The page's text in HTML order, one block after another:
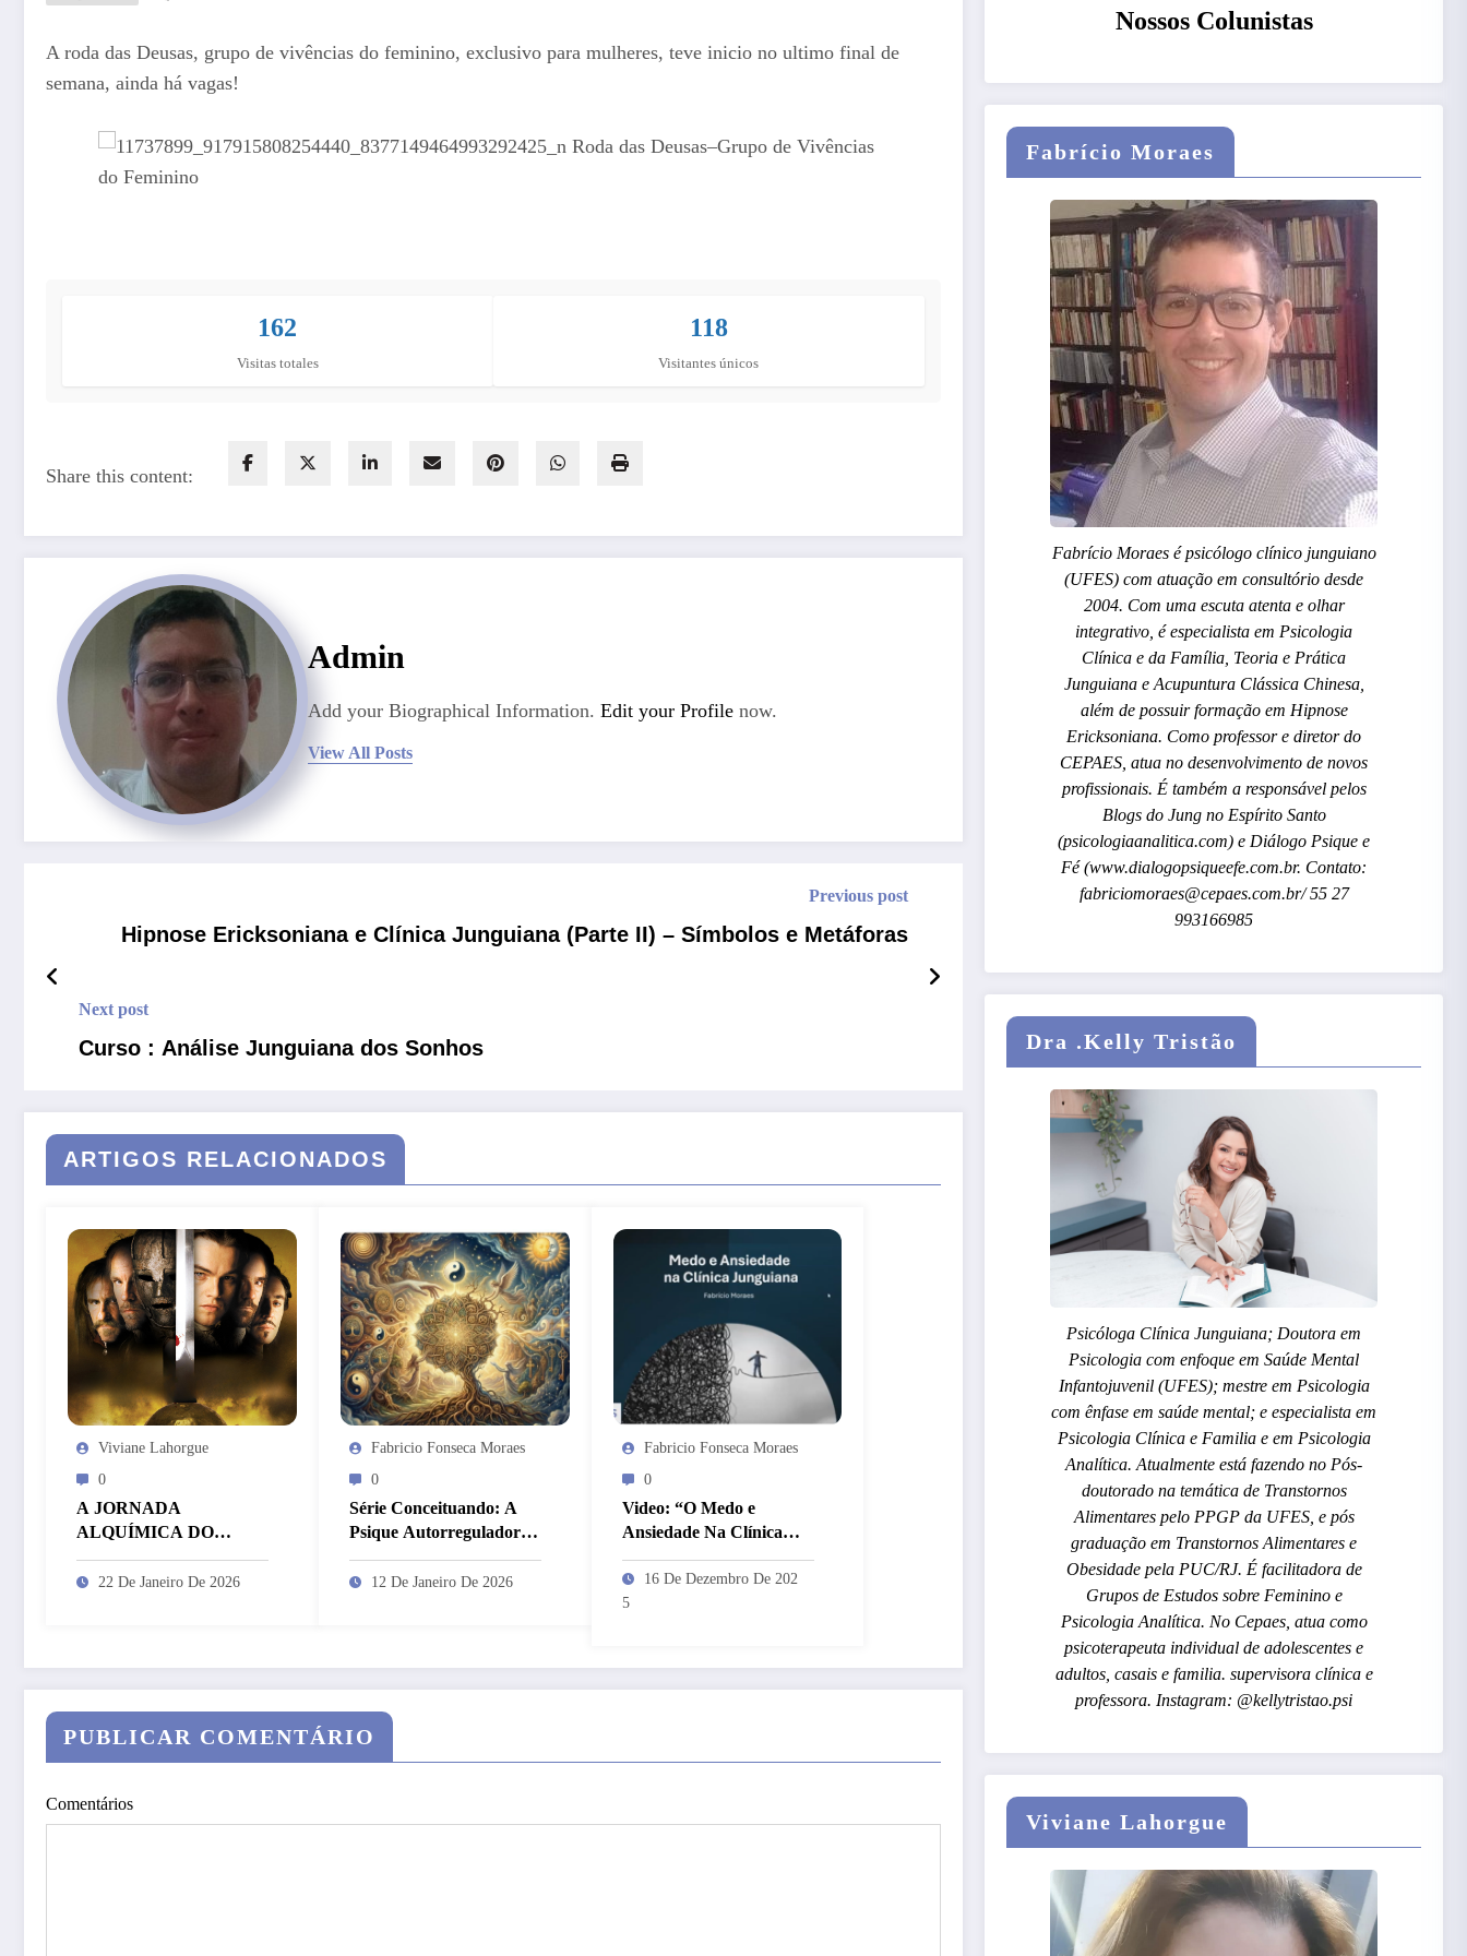
A roda das Deusas, grupo de vivências do feminino, exclusivo para mulheres, teve inicio no ultimo final de
semana, ainda há vagas!
162
Visitas totales
118
Visitantes únicos
Share this content:
Admin
Add your Biographical Information. Edit your Profile now.
View All Posts
Previous post
Hipnose Ericksoniana e Clínica Junguiana (Parte II) – Símbolos e Metáforas
Next post
Curso : Análise Junguiana dos Sonhos
ARTIGOS RELACIONADOS
Viviane Lahorgue
0
A JORNADA
ALQUÍMICA DO
HOMEM DA
MÁSCARA DE FERRO
22 De Janeiro De 2026
Fabricio Fonseca Moraes
0
Série Conceituando: A
Psique Autorreguladora e
os Símbolos
12 De Janeiro De 2026
Fabricio Fonseca Moraes
0
Video: “O Medo e
Ansiedade Na Clínica
Junguiana” – Fabrício
Moraes
16 De Dezembro De 202
5
PUBLICAR COMENTÁRIO
Comentários
Nossos Colunistas
Fabrício Moraes
Fabrício Moraes é psicólogo clínico junguiano
(UFES) com atuação em consultório desde
2004. Com uma escuta atenta e olhar
integrativo, é especialista em Psicologia
Clínica e da Família, Teoria e Prática
Junguiana e Acupuntura Clássica Chinesa,
além de possuir formação em Hipnose
Ericksoniana. Como professor e diretor do
CEPAES, atua no desenvolvimento de novos
profissionais. É também a responsável pelos
Blogs do Jung no Espírito Santo
(psicologiaanalitica.com) e Diálogo Psique e
Fé (www.dialogopsiqueefe.com.br. Contato:
fabriciomoraes@cepaes.com.br/ 55 27
993166985
Dra .Kelly Tristão
Psicóloga Clínica Junguiana; Doutora em
Psicologia com enfoque em Saúde Mental
Infantojuvenil (UFES); mestre em Psicologia
com ênfase em saúde mental; e especialista em
Psicologia Clínica e Familia e em Psicologia
Analítica. Atualmente está fazendo no Pós-
doutorado na temática de Transtornos
Alimentares pelo PPGP da UFES, e pós
graduação em Transtornos Alimentares e
Obesidade pela PUC/RJ. É facilitadora de
Grupos de Estudos sobre Feminino e
Psicologia Analítica. No Cepaes, atua como
psicoterapeuta individual de adolescentes e
adultos, casais e familia. supervisora clínica e
professora. Instagram: @kellytristao.psi
Viviane Lahorgue